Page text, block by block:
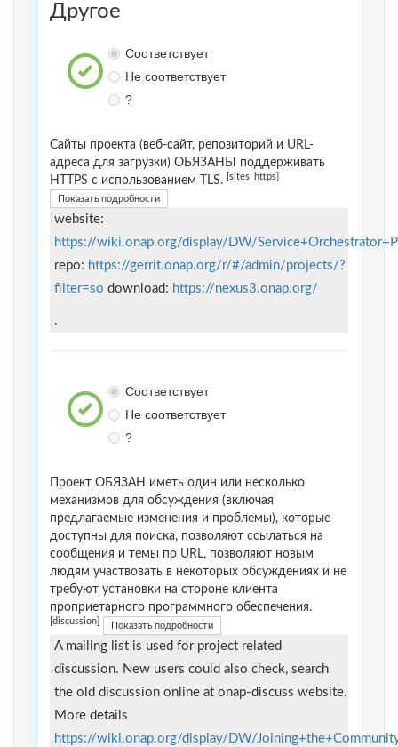
Другое
Соответствует
Не соответствует
?
Сайты проекта (веб-сайт, репозиторий и URL-
адреса для загрузки) ОБЯЗАНЫ поддерживать
HTTPS с использованием TLS.
[sites_https]
Показать подробности
website:
https://wiki.onap.org/display/DW/
repo: https://gerrit.onap.org/r/#/admin/projects/?
filter=so download: https://nexus3.onap.org/
.
Соответствует
Не соответствует
?
Проект ОБЯЗАН иметь один или несколько
механизмов для обсуждения (включая
предлагаемые изменения и проблемы), которые
доступны для поиска, позволяют ссылаться на
сообщения и темы по URL, позволяют новым
людям участвовать в некоторых обсуждениях и не
требуют установки на стороне клиента
проприетарного программного обеспечения.
[discussion] Показать подробности
A mailing list is used for project related
discussion. New users could also check, search
the old discussion online at onap-discuss website.
More details
https://wiki.onap.org/display/DW/